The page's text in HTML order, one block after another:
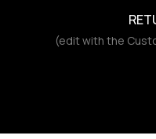
(edit with the